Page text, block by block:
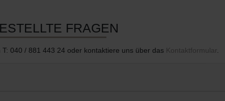
FRAGEN
040 / 881 443 24 oder kontaktiere uns über das Kontaktformular.